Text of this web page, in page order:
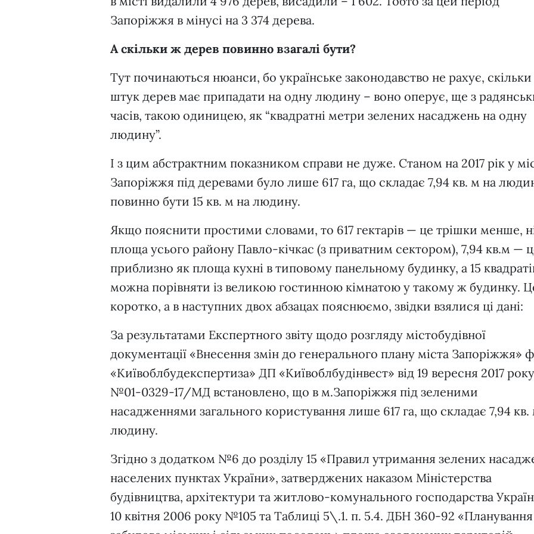
Запоріжжя в мінусі на 3 374 дерева.
А скільки ж дерев повинно взагалі бути?
Тут починаються нюанси, бо українське законодавство не рахує, скільки
штук дерев має припадати на одну людину – воно оперує, ще з
часів, такою одиницею, як “квадратні метри зелених насаджень на одну
людину”.
І з цим абстрактним показником справи не дуже. Станом на 2017 рік у
Запоріжжя під деревами було лише 617 га, що складає 7,94 кв. м на
повинно бути 15 кв. м на людину.
Якщо пояснити простими словами, то 617 гектарів — це трішки менше,
площа усього району Павло-кічкас (з приватним сектором), 7,94 кв.м —
приблизно як площа кухні в типовому панельному будинку, а 15
можна порівняти із великою гостинною кімнатою у такому ж будинку.
коротко, а в наступних двох абзацах пояснюємо, звідки взялися ці дані:
За результатами Експертного звіту щодо розгляду містобудівної
документації «Внесення змін до генерального плану міста Запоріжжя»
«Київоблбудекспертиза» ДП «Київоблбудінвест» від 19 вересня 2017 року
№01-0329-17/МД встановлено, що в м.Запоріжжя під зеленими
насадженнями загального користування лише 617 га, що складає 7,94 кв.
людину.
Згідно з додатком №6 до розділу 15 «Правил утримання зелених
населених пунктах України», затверджених наказом Міністерства
будівництва, архітектури та житлово-комунального господарства
10 квітня 2006 року №105 та Таблиці 5\.1. п. 5.4. ДБН 360-92 «Планування